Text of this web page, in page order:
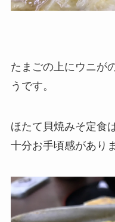
たまごの上にウニが
うです。
ほたて貝焼みそ定食
十分お手頃感があり